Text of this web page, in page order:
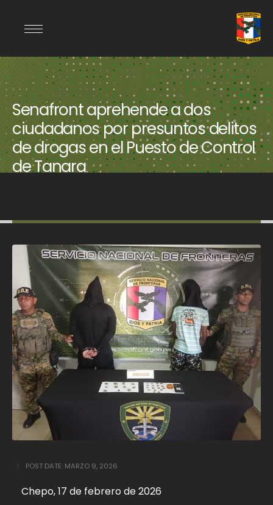
Senafront aprehende a dos
ciudadanos por presuntos delitos
de drogas en el Puesto de Control
de Tanara
POST DATE: MARZO 9, 2026
Chepo, 17 de febrero de 2026